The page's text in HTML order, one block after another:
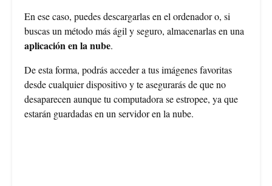
En ese caso, puedes descargarlas en el ordenador o, si
buscas un método más ágil y seguro, almacenarlas en una
aplicación en la nube.
De esta forma, podrás acceder a tus imágenes favoritas
desde cualquier dispositivo y te asegurarás de que no
desaparecen aunque tu computadora se estropee, ya que
estarán guardadas en un servidor en la nube.